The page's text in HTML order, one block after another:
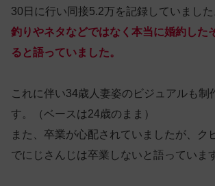
30日に行い同接5.2万を記録していました
釣りやネタなどではなく本当に婚約した
ると語っていました。
これに伴い34歳人妻姿のビジュアルも制
す。（ベースは24歳のまま）
また、卒業が心配されていましたが、ク
でにじさんじは卒業しないと語っていま